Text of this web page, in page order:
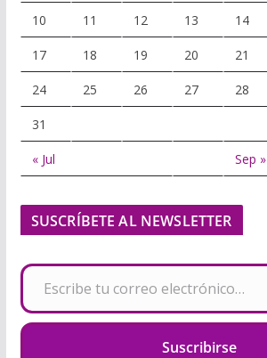
10 11 12 13 14
17 18 19 20 21
24 25 26 27 28
31
« Jul Sep »
SUSCRÍBETE AL NEWSLETTER
Escribe tu correo electrónico…
Suscribirse